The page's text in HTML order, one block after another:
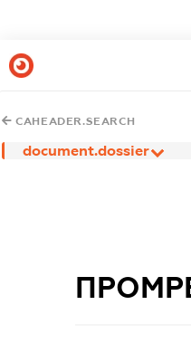
CAHEADER.SEARCH
document.dossier